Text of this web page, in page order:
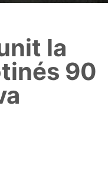
la
90